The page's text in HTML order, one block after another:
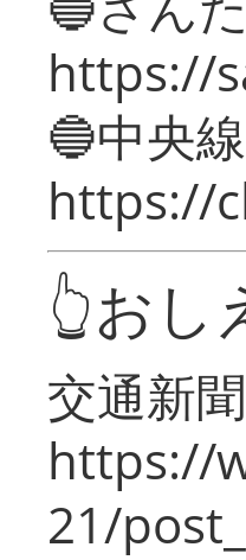
https://
🔵中央
https://
👆お
交通新
https://
21/